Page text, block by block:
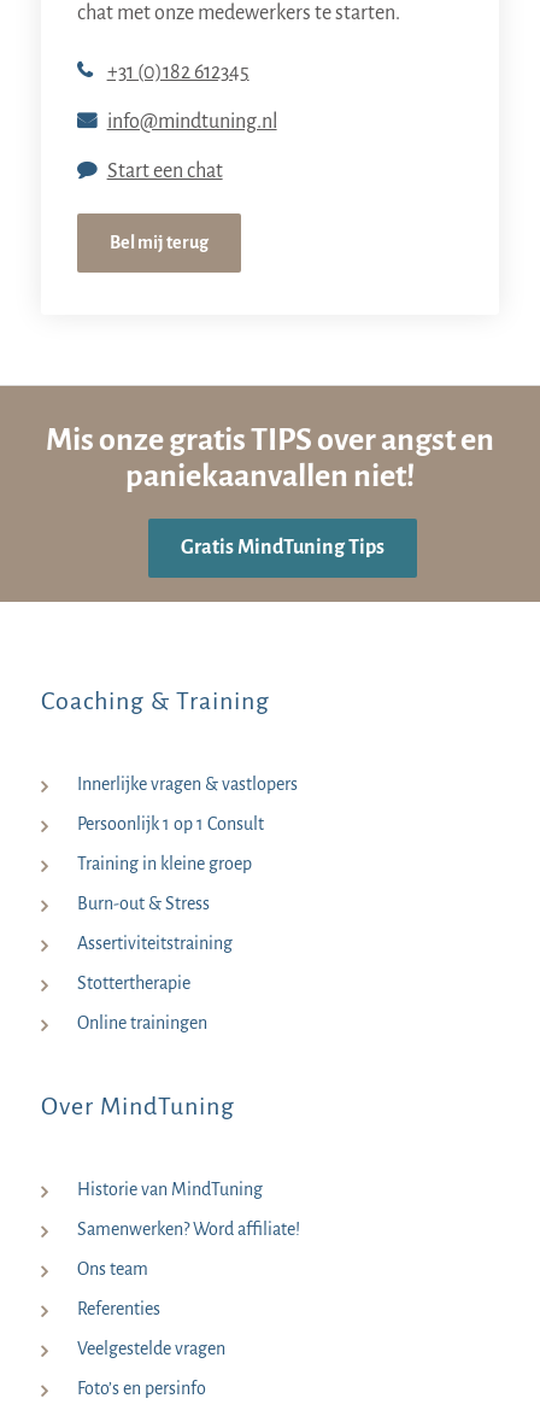
chat met onze medewerkers te starten.
+31 (0)182 612345
info@mindtuning.nl
Start een chat
Bel mij terug
Mis onze gratis TIPS over angst en
paniekaanvallen niet!
Gratis MindTuning Tips
Coaching & Training
Innerlijke vragen & vastlopers
Persoonlijk 1 op 1 Consult
Training in kleine groep
Burn-out & Stress
Assertiviteitstraining
Stottertherapie
Online trainingen
Over MindTuning
Historie van MindTuning
Samenwerken? Word affiliate!
Ons team
Referenties
Veelgestelde vragen
Foto’s en persinfo